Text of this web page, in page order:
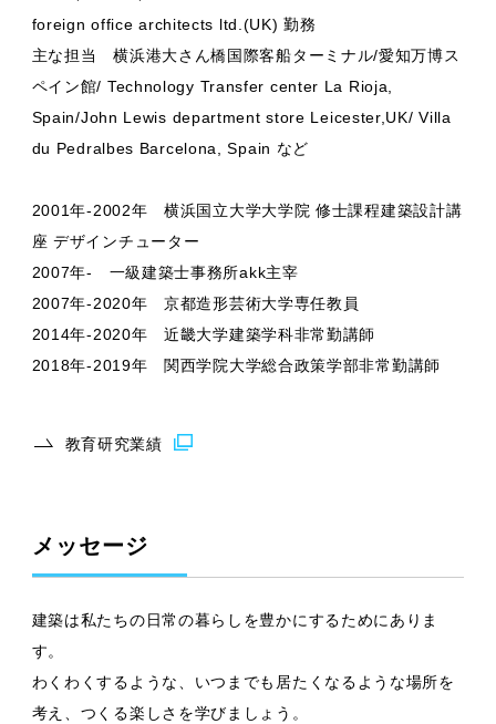
foreign office architects ltd.(UK) 勤務
主な担当 横浜港大さん橋国際客船ターミナル/愛知万博ス
ペイン館/ Technology Transfer center La Rioja,
Spain/John Lewis department store Leicester,UK/ Villa
du Pedralbes Barcelona, Spain など
2001年-2002年 横浜国立大学大学院 修士課程建築設計講
座 デザインチューター
2007年- 一級建築士事務所akk主宰
2007年-2020年 京都造形芸術大学専任教員
2014年-2020年 近畿大学建築学科非常勤講師
2018年-2019年 関西学院大学総合政策学部非常勤講師
教育研究業績
メッセージ
建築は私たちの日常の暮らしを豊かにするためにありま
す。
わくわくするような、いつまでも居たくなるような場所を
考え、つくる楽しさを学びましょう。